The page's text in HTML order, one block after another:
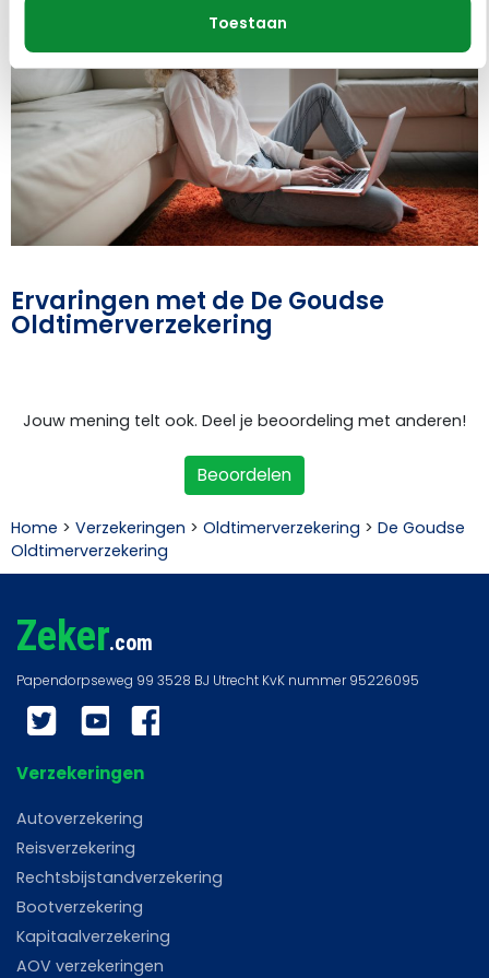
Toestaan
Ervaringen met de De Goudse
Oldtimerverzekering
Jouw mening telt ook. Deel je beoordeling met anderen!
Beoordelen
Home > Verzekeringen > Oldtimerverzekering > De Goudse
Oldtimerverzekering
Zeker.com
Twitter YouTube
Verzekeringen
Autoverzekering
Reisverzekering
Rechtsbijstandverzekering
Bootverzekering
Kapitaalverzekering
AOV verzekeringen